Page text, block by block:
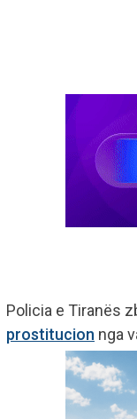
Policia e Tiranës
prostitucion nga